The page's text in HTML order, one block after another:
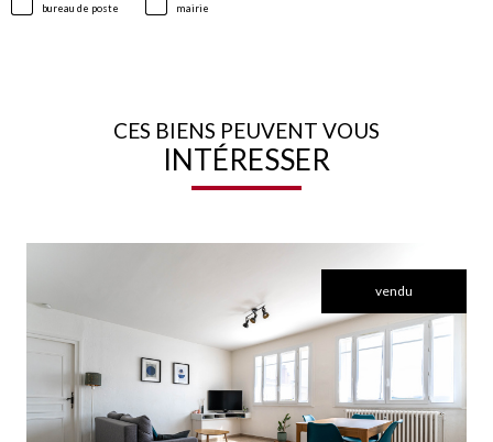
bureau de poste mairie
CES BIENS PEUVENT VOUS
INTÉRESSER
vendu
voir le bien